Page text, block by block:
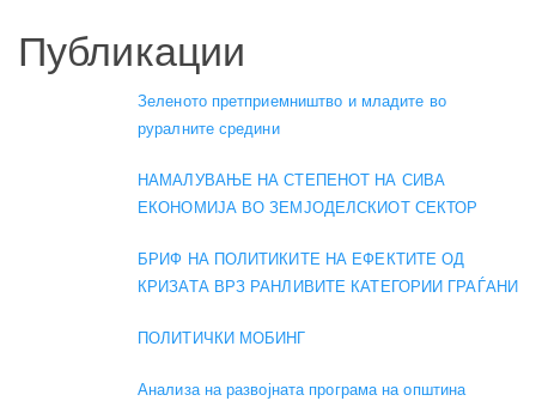
Публикации
Зеленото претприемништво и младите во
руралните средини
НАМАЛУВАЊЕ НА СТЕПЕНОТ НА СИВА
ЕКОНОМИЈА ВО ЗЕМЈОДЕЛСКИОТ СЕКТОР
БРИФ НА ПОЛИТИКИТЕ НА ЕФЕКТИТЕ ОД
КРИЗАТА ВРЗ РАНЛИВИТЕ КАТЕГОРИИ ГРАЃАНИ
ПОЛИТИЧКИ МОБИНГ
Анализа на развојната програма на општина